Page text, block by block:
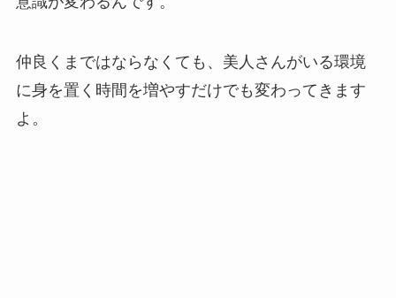
仲良くまではならなくても、美人さんがいる環境
に身を置く時間を増やすだけでも変わってきます
よ。